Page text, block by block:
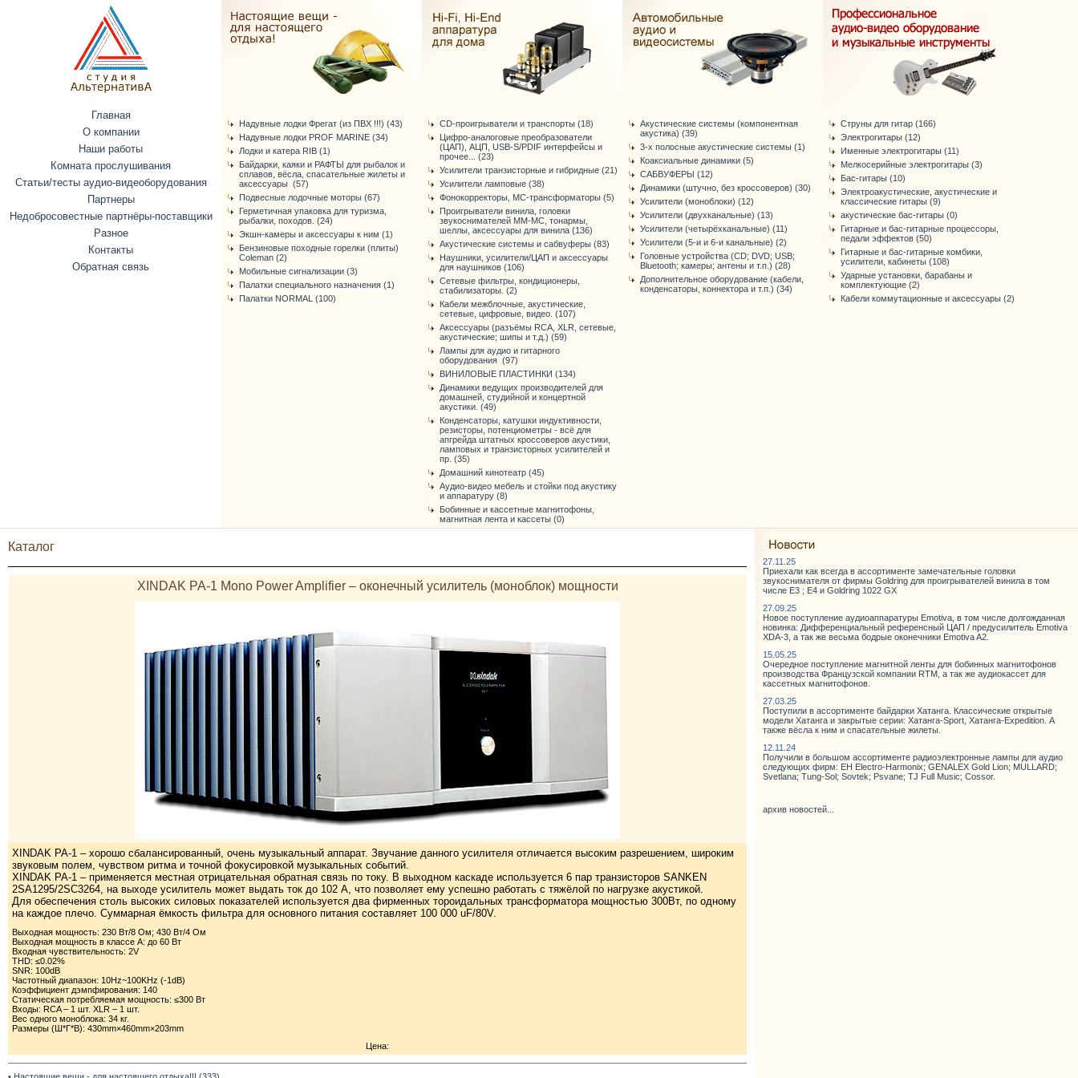
Главная
О компании
Наши работы
Комната прослушивания
Статьи/тесты аудио-видеоборудования
Партнеры
Недобросовестные партнёры-поставщики
Разное
Контакты
Обратная связь
Надувные лодки Фрегат (из ПВХ !!!) (43)
Надувные лодки PROF MARINE (34)
Лодки и катера RIB (1)
Байдарки, каяки и РАФТЫ для рыбалок и
сплавов, вёсла, спасательные жилеты и
аксессуары (57)
Подвесные лодочные моторы (67)
Герметичная упаковка для туризма,
рыбалки, походов. (24)
Экшн-камеры и аксессуары к ним (1)
Бензиновые походные горелки (плиты)
Coleman (2)
Мобильные сигнализации (3)
Палатки специального назначения (1)
Палатки NORMAL (100)
CD-проигрыватели и транспорты (18)
Цифро-аналоговые преобразователи
(ЦАП), АЦП, USB-S/PDIF интерфейсы и
прочее... (23)
Усилители транзисторные и гибридные (21)
Усилители ламповые (38)
Фонокорректоры, МС-трансформаторы (5)
Проигрыватели винила, головки
звукоснимателей ММ-МС, тонармы,
шеллы, аксессуары для винила (136)
Акустические системы и сабвуферы (83)
Наушники, усилители/ЦАП и аксессуары
для наушников (106)
Сетевые фильтры, кондиционеры,
стабилизаторы. (2)
Кабели межблочные, акустические,
сетевые, цифровые, видео. (107)
Аксессуары (разъёмы RCA, XLR, сетевые,
акустические; шипы и т.д.) (59)
Лампы для аудио и гитарного
оборудования (97)
ВИНИЛОВЫЕ ПЛАСТИНКИ (134)
Динамики ведущих производителей для
домашней, студийной и концертной
акустики. (49)
Конденсаторы, катушки индуктивности,
резисторы, потенциометры - всё для
апгрейда штатных кроссоверов акустики,
ламповых и транзисторных усилителей и
пр. (35)
Домашний кинотеатр (45)
Аудио-видео мебель и стойки под акустику
и аппаратуру (8)
Бобинные и кассетные магнитофоны,
магнитная лента и кассеты (0)
Акустические системы (компонентная
акустика) (39)
3-х полосные акустические системы (1)
Коаксиальные динамики (5)
САБВУФЕРЫ (12)
Динамики (штучно, без кроссоверов) (30)
Усилители (моноблоки) (12)
Усилители (двухканальные) (13)
Усилители (четырёхканальные) (11)
Усилители (5-и и 6-и канальные) (2)
Головные устройства (CD; DVD; USB;
Bluetooth; камеры; антены и т.п.) (28)
Дополнительное оборудование (кабели,
конденсаторы, коннектора и т.п.) (34)
Струны для гитар (166)
Электрогитары (12)
Именные электрогитары (11)
Мелкосерийные электрогитары (3)
Бас-гитары (10)
Электроакустические, акустические и
классические гитары (9)
акустические бас-гитары (0)
Гитарные и бас-гитарные процессоры,
педали эффектов (50)
Гитарные и бас-гитарные комбики,
усилители, кабинеты (108)
Ударные установки, барабаны и
комплектующие (2)
Кабели коммутационные и аксессуары (2)
Каталог
XINDAK PA-1 Mono Power Amplifier – оконечный усилитель (моноблок) мощности
XINDAK PA-1 – хорошо сбалансированный, очень музыкальный аппарат. Звучание данного усилителя отличается высоким разрешением, широким
звуковым полем, чувством ритма и точной фокусировкой музыкальных событий.
XINDAK PA-1 – применяется местная отрицательная обратная связь по току. В выходном каскаде используется 6 пар транзисторов SANKEN
2SA1295/2SC3264, на выходе усилитель может выдать ток до 102 А, что позволяет ему успешно работать с тяжёлой по нагрузке акустикой.
Для обеспечения столь высоких силовых показателей используется два фирменных тороидальных трансформатора мощностью 300Вт, по одному
на каждое плечо. Суммарная ёмкость фильтра для основного питания составляет 100 000 uF/80V.
Выходная мощность: 230 Вт/8 Ом; 430 Вт/4 Ом
Выходная мощность в классе А: до 60 Вт
Входная чувствительность: 2V
THD: ≤0.02%
SNR: 100dB
Частотный диапазон: 10Hz~100KHz (-1dB)
Коэффициент дэмпфирования: 140
Статическая потребляемая мощность: ≤300 Вт
Входы: RCA – 1 шт. XLR – 1 шт.
Вес одного моноблока: 34 кг.
Размеры (Ш*Г*В): 430mm×460mm×203mm
Цена:
27.11.25
Приехали как всегда в ассортименте замечательные головки
звукоснимателя от фирмы Goldring для проигрывателей винила в том
числе E3 ; E4 и Goldring 1022 GX
27.09.25
Новое поступление аудиоаппаратуры Emotiva, в том числе долгожданная
новинка: Дифференциальный референсный ЦАП / предусилитель Emotiva
XDA-3, а так же весьма бодрые оконечники Emotiva A2.
15.05.25
Очередное поступление магнитной ленты для бобинных магнитофонов
производства Французской компании RTM, а так же аудиокассет для
кассетных магнитофонов.
27.03.25
Поступили в ассортименте байдарки Хатанга. Классические открытые
модели Хатанга и закрытые серии: Хатанга-Sport, Хатанга-Expedition. А
также вёсла к ним и спасательные жилеты.
12.11.24
Получили в большом ассортименте радиоэлектронные лампы для аудио
следующих фирм: EH Electro-Harmonix; GENALEX Gold Lion; MULLARD;
Svetlana; Tung-Sol; Sovtek; Psvane; TJ Full Music; Cossor.
архив новостей...